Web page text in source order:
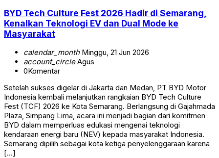
BYD Tech Culture Fest 2026 Hadir di Semarang,
Kenalkan Teknologi EV dan Dual Mode ke
Masyarakat
calendar_monthMinggu, 21 Jun 2026
account_circleAgus
0Komentar
Setelah sukses digelar di Jakarta dan Medan, PT BYD Motor
Indonesia kembali melanjutkan rangkaian BYD Tech Culture
Fest (TCF) 2026 ke Kota Semarang. Berlangsung di Gajahmada
Plaza, Simpang Lima, acara ini menjadi bagian dari komitmen
BYD dalam memperluas edukasi mengenai teknologi
kendaraan energi baru (NEV) kepada masyarakat Indonesia.
Semarang dipilih sebagai kota ketiga penyelenggaraan karena
[…]